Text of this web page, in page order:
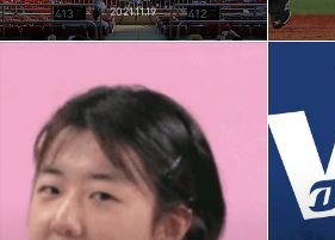
2021.11.19